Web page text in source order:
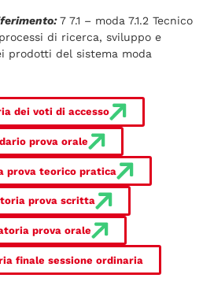
7 7.1 – moda 7.1.2 Tecnico
di ricerca, sviluppo e
prodotti del sistema moda
dei voti di accesso
prova orale
prova teorico pratica
prova scritta
prova orale
finale sessione ordinaria